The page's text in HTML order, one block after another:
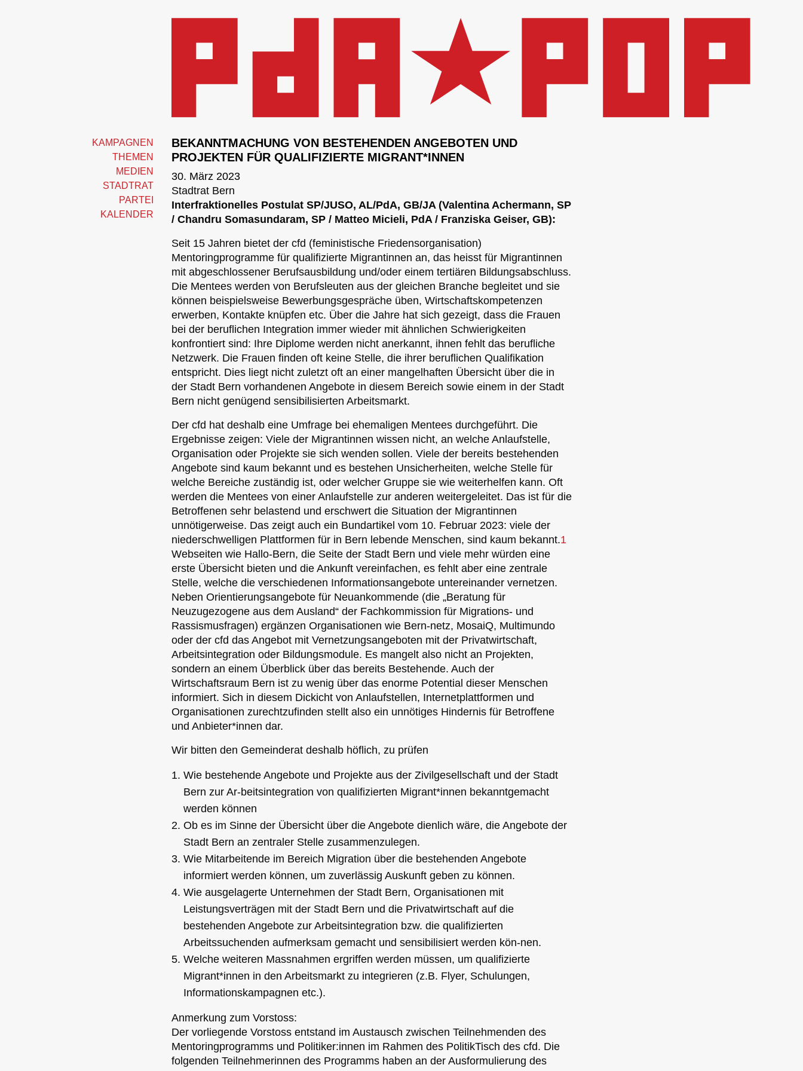
KAMPAGNEN
THEMEN
MEDIEN
STADTRAT
PARTEI
KALENDER
BEKANNTMACHUNG VON BESTEHENDEN ANGEBOTEN UND
PROJEKTEN FÜR QUALIFIZIERTE MIGRANT*INNEN
30. März 2023
Stadtrat Bern
Interfraktionelles Postulat SP/JUSO, AL/PdA, GB/JA (Valentina Achermann, SP
/ Chandru Somasundaram, SP / Matteo Micieli, PdA / Franziska Geiser, GB):
Seit 15 Jahren bietet der cfd (feministische Friedensorganisation)
Mentoringprogramme für qualifizierte Migrantinnen an, das heisst für Migrantinnen
mit abgeschlossener Berufsausbildung und/oder einem tertiären Bildungsabschluss.
Die Mentees werden von Berufsleuten aus der gleichen Branche begleitet und sie
können beispielsweise Bewerbungsgespräche üben, Wirtschaftskompetenzen
erwerben, Kontakte knüpfen etc. Über die Jahre hat sich gezeigt, dass die Frauen
bei der beruflichen Integration immer wieder mit ähnlichen Schwierigkeiten
konfrontiert sind: Ihre Diplome werden nicht anerkannt, ihnen fehlt das berufliche
Netzwerk. Die Frauen finden oft keine Stelle, die ihrer beruflichen Qualifikation
entspricht. Dies liegt nicht zuletzt oft an einer mangelhaften Übersicht über die in
der Stadt Bern vorhandenen Angebote in diesem Bereich sowie einem in der Stadt
Bern nicht genügend sensibilisierten Arbeitsmarkt.
Der cfd hat deshalb eine Umfrage bei ehemaligen Mentees durchgeführt. Die
Ergebnisse zeigen: Viele der Migrantinnen wissen nicht, an welche Anlaufstelle,
Organisation oder Projekte sie sich wenden sollen. Viele der bereits bestehenden
Angebote sind kaum bekannt und es bestehen Unsicherheiten, welche Stelle für
welche Bereiche zuständig ist, oder welcher Gruppe sie wie weiterhelfen kann. Oft
werden die Mentees von einer Anlaufstelle zur anderen weitergeleitet. Das ist für die
Betroffenen sehr belastend und erschwert die Situation der Migrantinnen
unnötigerweise. Das zeigt auch ein Bundartikel vom 10. Februar 2023: viele der
niederschwelligen Plattformen für in Bern lebende Menschen, sind kaum bekannt.1
Webseiten wie Hallo-Bern, die Seite der Stadt Bern und viele mehr würden eine
erste Übersicht bieten und die Ankunft vereinfachen, es fehlt aber eine zentrale
Stelle, welche die verschiedenen Informationsangebote untereinander vernetzen.
Neben Orientierungsangebote für Neuankommende (die „Beratung für
Neuzugezogene aus dem Ausland“ der Fachkommission für Migrations- und
Rassismusfragen) ergänzen Organisationen wie Bern-netz, MosaiQ, Multimundo
oder der cfd das Angebot mit Vernetzungsangeboten mit der Privatwirtschaft,
Arbeitsintegration oder Bildungsmodule. Es mangelt also nicht an Projekten,
sondern an einem Überblick über das bereits Bestehende. Auch der
Wirtschaftsraum Bern ist zu wenig über das enorme Potential dieser Menschen
informiert. Sich in diesem Dickicht von Anlaufstellen, Internetplattformen und
Organisationen zurechtzufinden stellt also ein unnötiges Hindernis für Betroffene
und Anbieter*innen dar.
Wir bitten den Gemeinderat deshalb höflich, zu prüfen
Wie bestehende Angebote und Projekte aus der Zivilgesellschaft und der Stadt
Bern zur Ar-beitsintegration von qualifizierten Migrant*innen bekanntgemacht
werden können
Ob es im Sinne der Übersicht über die Angebote dienlich wäre, die Angebote der
Stadt Bern an zentraler Stelle zusammenzulegen.
Wie Mitarbeitende im Bereich Migration über die bestehenden Angebote
informiert werden können, um zuverlässig Auskunft geben zu können.
Wie ausgelagerte Unternehmen der Stadt Bern, Organisationen mit
Leistungsverträgen mit der Stadt Bern und die Privatwirtschaft auf die
bestehenden Angebote zur Arbeitsintegration bzw. die qualifizierten
Arbeitssuchenden aufmerksam gemacht und sensibilisiert werden kön-nen.
Welche weiteren Massnahmen ergriffen werden müssen, um qualifizierte
Migrant*innen in den Arbeitsmarkt zu integrieren (z.B. Flyer, Schulungen,
Informationskampagnen etc.).
Anmerkung zum Vorstoss:
Der vorliegende Vorstoss entstand im Austausch zwischen Teilnehmenden des
Mentoringprogramms und Politiker:innen im Rahmen des PolitikTisch des cfd. Die
folgenden Teilnehmerinnen des Programms haben an der Ausformulierung des